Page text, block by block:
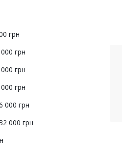
грн
грн
грн
грн
000 грн
000 грн